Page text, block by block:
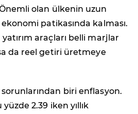
olan ülkenin uzun
patikasında kalması.
araçları belli marjlar
da reel getiri üretmeye
biri enflasyon.
2.39 iken yıllık